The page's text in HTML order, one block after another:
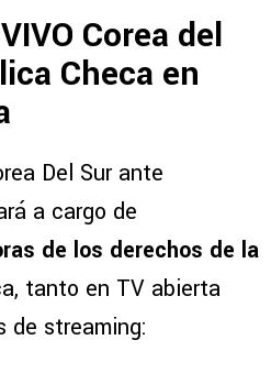
Corea del
Checa en
Del Sur ante
a cargo de
de los derechos de la
tanto en TV abierta
de streaming: